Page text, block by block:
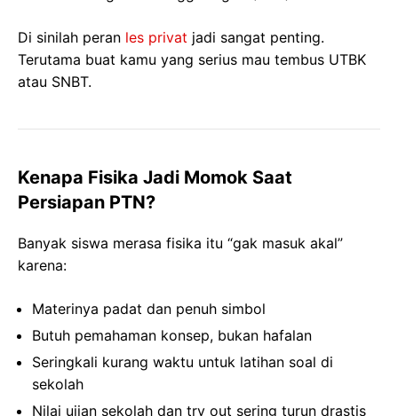
Di sinilah peran les privat jadi sangat penting.
Terutama buat kamu yang serius mau tembus UTBK
atau SNBT.
Kenapa Fisika Jadi Momok Saat
Persiapan PTN?
Banyak siswa merasa fisika itu “gak masuk akal”
karena:
Materinya padat dan penuh simbol
Butuh pemahaman konsep, bukan hafalan
Seringkali kurang waktu untuk latihan soal di
sekolah
Nilai ujian sekolah dan try out sering turun drastis